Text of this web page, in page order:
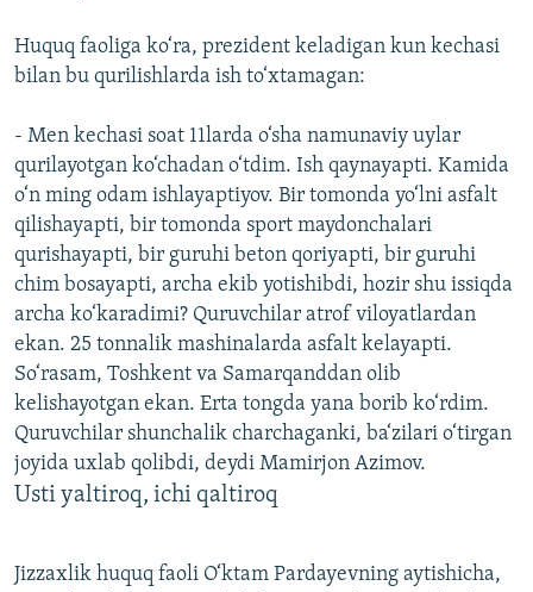
Huquq faoliga ko‘ra, prezident keladigan kun kechasi
bilan bu qurilishlarda ish to‘xtamagan:
- Men kechasi soat 11larda o‘sha namunaviy uylar
qurilayotgan ko‘chadan o‘tdim. Ish qaynayapti. Kamida
o‘n ming odam ishlayaptiyov. Bir tomonda yo‘lni asfalt
qilishayapti, bir tomonda sport maydonchalari
qurishayapti, bir guruhi beton qoriyapti, bir guruhi
chim bosayapti, archa ekib yotishibdi, hozir shu issiqda
archa ko‘karadimi? Quruvchilar atrof viloyatlardan
ekan. 25 tonnalik mashinalarda asfalt kelayapti.
So‘rasam, Toshkent va Samarqanddan olib
kelishayotgan ekan. Erta tongda yana borib ko‘rdim.
Quruvchilar shunchalik charchaganki, ba‘zilari o‘tirgan
joyida uxlab qolibdi, deydi Mamirjon Azimov.
Usti yaltiroq, ichi qaltiroq
Jizzaxlik huquq faoli O‘ktam Pardayevning aytishicha,